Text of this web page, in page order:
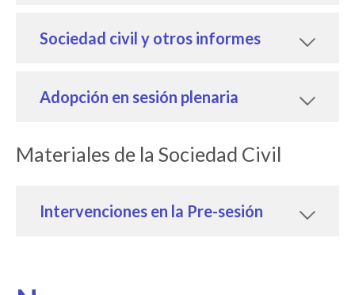
Sociedad civil y otros informes
Adopción en sesión plenaria
Materiales de la Sociedad Civil
Intervenciones en la Pre-sesión